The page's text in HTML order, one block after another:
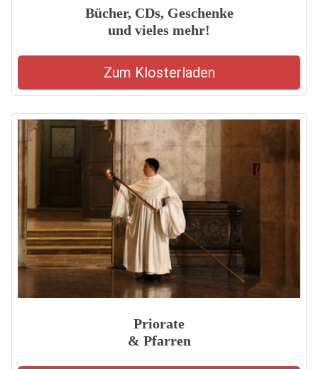
Bücher, CDs, Geschenke
und vieles mehr!
Zum Klosterladen
Priorate
& Pfarren